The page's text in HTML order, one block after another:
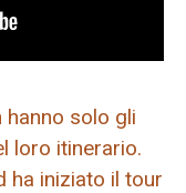
hanno solo gli
loro itinerario.
ha iniziato il tour